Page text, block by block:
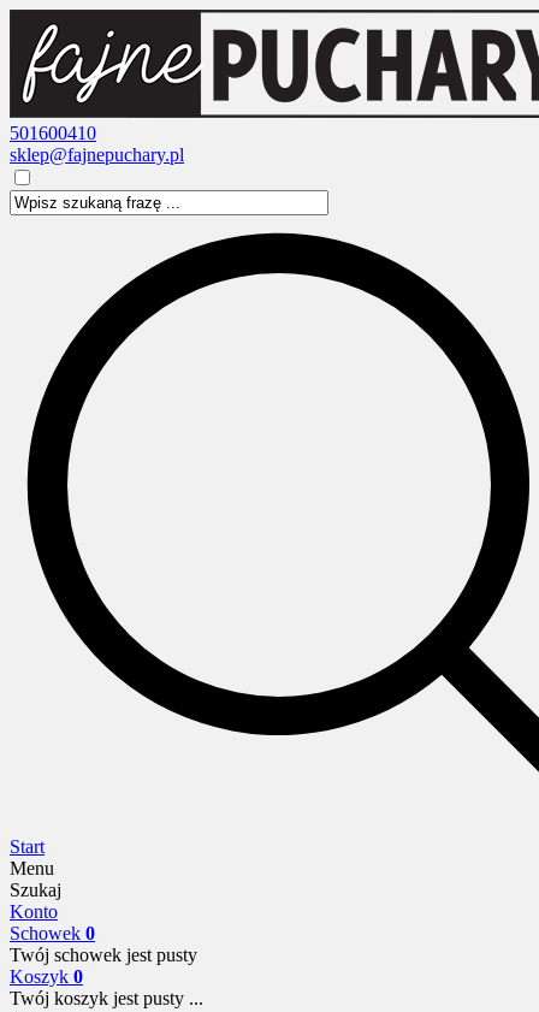
501600410
sklep@fajnepuchary.pl
Start
Menu
Szukaj
Konto
Schowek 0
Twój schowek jest pusty
Koszyk 0
Twój koszyk jest pusty ...